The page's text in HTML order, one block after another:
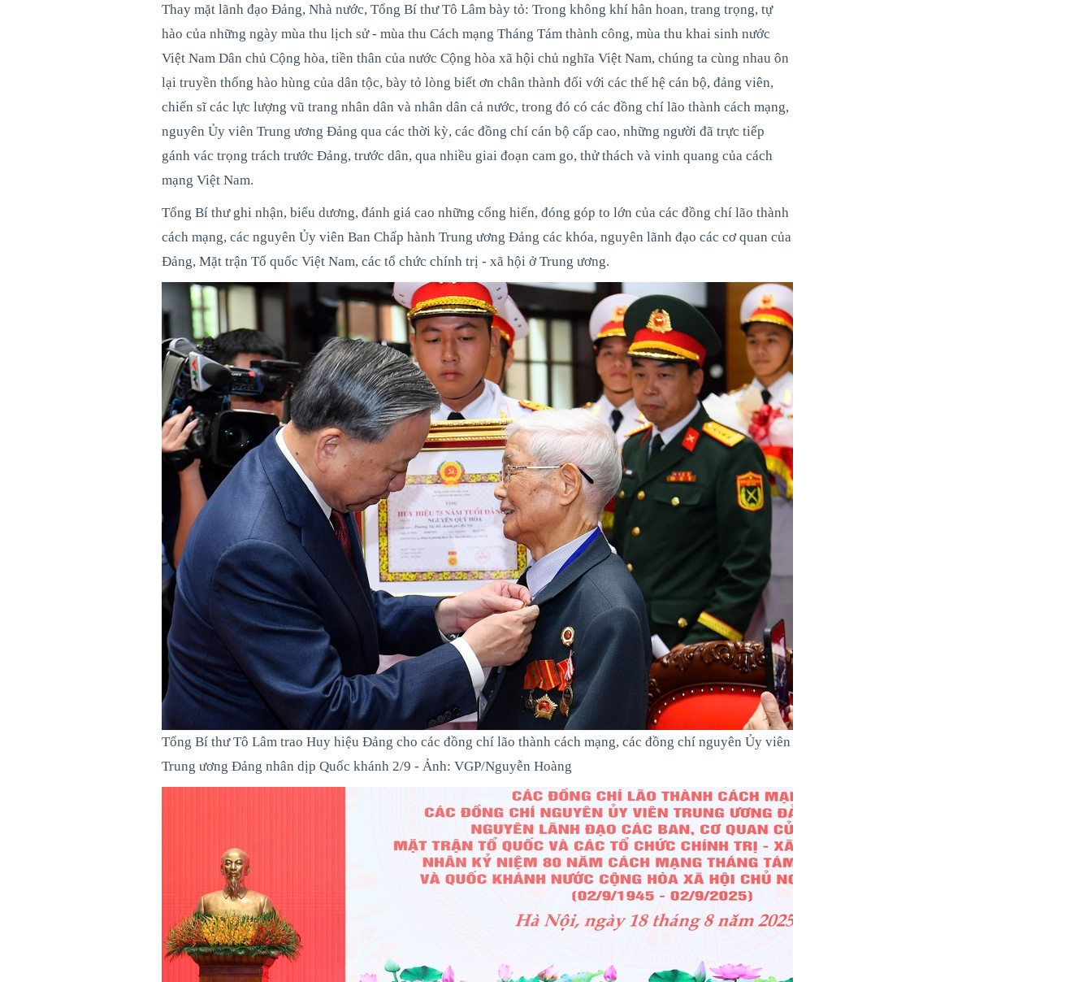
Thay mặt lãnh đạo Đảng, Nhà nước, Tổng Bí thư Tô Lâm bày tỏ: Trong không khí hân hoan, trang trọng, tự
hào của những ngày mùa thu lịch sử - mùa thu Cách mạng Tháng Tám thành công, mùa thu khai sinh nước
Việt Nam Dân chủ Cộng hòa, tiền thân của nước Cộng hòa xã hội chủ nghĩa Việt Nam, chúng ta cùng nhau ôn
lại truyền thống hào hùng của dân tộc, bày tỏ lòng biết ơn chân thành đối với các thế hệ cán bộ, đảng viên,
chiến sĩ các lực lượng vũ trang nhân dân và nhân dân cả nước, trong đó có các đồng chí lão thành cách mạng,
nguyên Ủy viên Trung ương Đảng qua các thời kỳ, các đồng chí cán bộ cấp cao, những người đã trực tiếp
gánh vác trọng trách trước Đảng, trước dân, qua nhiều giai đoạn cam go, thử thách và vinh quang của cách
mạng Việt Nam.
Tổng Bí thư ghi nhận, biểu dương, đánh giá cao những cống hiến, đóng góp to lớn của các đồng chí lão thành
cách mạng, các nguyên Ủy viên Ban Chấp hành Trung ương Đảng các khóa, nguyên lãnh đạo các cơ quan của
Đảng, Mặt trận Tổ quốc Việt Nam, các tổ chức chính trị - xã hội ở Trung ương.
Tổng Bí thư Tô Lâm trao Huy hiệu Đảng cho các đồng chí lão thành cách mạng, các đồng chí nguyên Ủy viên
Trung ương Đảng nhân dịp Quốc khánh 2/9 - Ảnh: VGP/Nguyễn Hoàng